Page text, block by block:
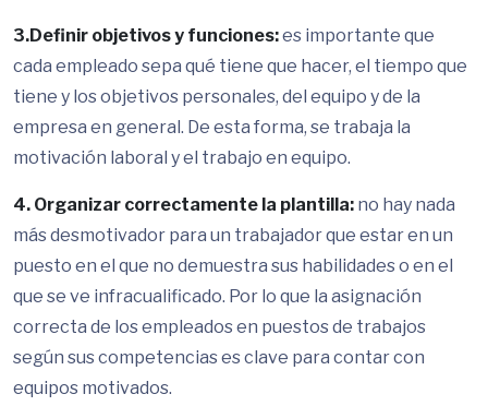
3.Definir objetivos y funciones:es importante que
cada empleado sepa qué tiene que hacer, el tiempo que
tiene y los objetivos personales, del equipo y de la
empresa en general. De esta forma, se trabaja la
motivación laboral y el trabajo en equipo.
4. Organizar correctamente la plantilla: no hay nada
más desmotivador para un trabajador que estar en un
puesto en el que no demuestra sus habilidades o en el
que se ve infracualificado. Por lo que la asignación
correcta de los empleados en puestos de trabajos
según sus competencias es clave para contar con
equipos motivados.